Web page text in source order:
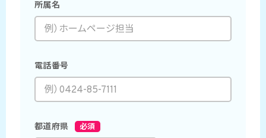
所属名
電話番号
都道府県 必須